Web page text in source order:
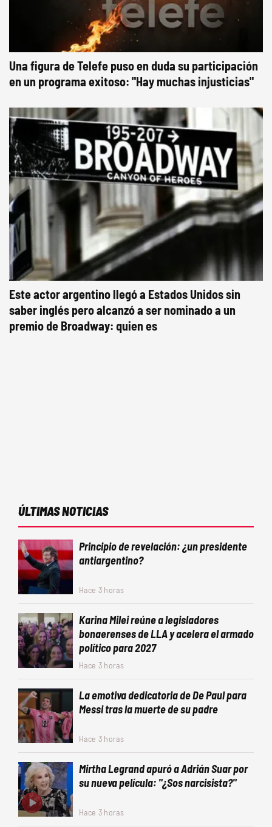
Una figura de Telefe puso en duda su participación
en un programa exitoso: "Hay muchas injusticias"
Este actor argentino llegó a Estados Unidos sin
saber inglés pero alcanzó a ser nominado a un
premio de Broadway: quien es
ÚLTIMAS NOTICIAS
Principio de revelación: ¿un presidente
antiargentino?
Hace 3 horas
Karina Milei reúne a legisladores
bonaerenses de LLA y acelera el armado
político para 2027
Hace 3 horas
La emotiva dedicatoria de De Paul para
Messi tras la muerte de su padre
Hace 3 horas
Mirtha Legrand apuró a Adrián Suar por
su nueva película: "¿Sos narcisista?"
Hace 3 horas